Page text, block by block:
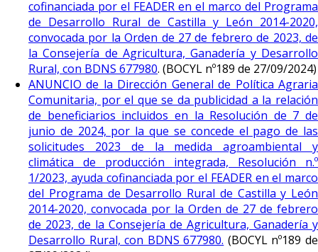
cofinanciada por el FEADER en el marco del Programa
de Desarrollo Rural de Castilla y León 2014-2020,
convocada por la Orden de 27 de febrero de 2023, de
la Consejería de Agricultura, Ganadería y Desarrollo
Rural, con BDNS 677980. (BOCYL nº189 de 27/09/2024)
ANUNCIO de la Dirección General de Política Agraria
Comunitaria, por el que se da publicidad a la relación
de beneficiarios incluidos en la Resolución de 7 de
junio de 2024, por la que se concede el pago de las
solicitudes 2023 de la medida agroambiental y
climática de producción integrada, Resolución n.º
1/2023, ayuda cofinanciada por el FEADER en el marco
del Programa de Desarrollo Rural de Castilla y León
2014-2020, convocada por la Orden de 27 de febrero
de 2023, de la Consejería de Agricultura, Ganadería y
Desarrollo Rural, con BDNS 677980. (BOCYL nº189 de